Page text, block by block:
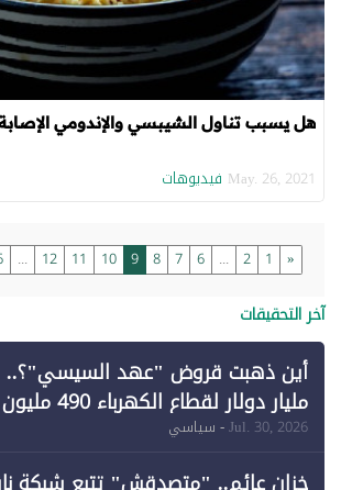
هل يسبب تناول الشيبسي والإندومي
May. 26, 2021 فيديوهات
«
1
2
...
6
7
8
9
10
11
12
...
آخر التحقيقات
مليار دولار
لـ"الطاقة المتجددة" (1)
Jul. 30, 2026- سياسي